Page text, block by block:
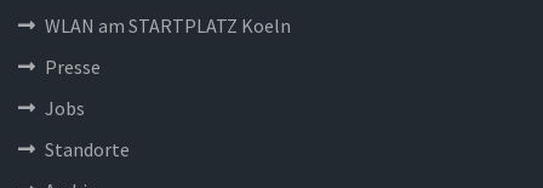
WLAN am STARTPLATZ Koeln
Presse
Jobs
Standorte